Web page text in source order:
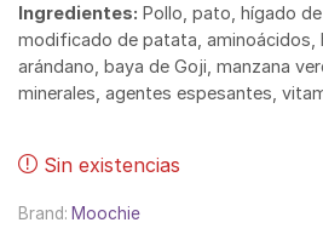
Ingredientes: Pollo, pato, hígado
modificado de patata, aminoácidos,
arándano, baya de Goji, manzana
minerales, agentes espesantes,
Sin existencias
Brand: Moochie